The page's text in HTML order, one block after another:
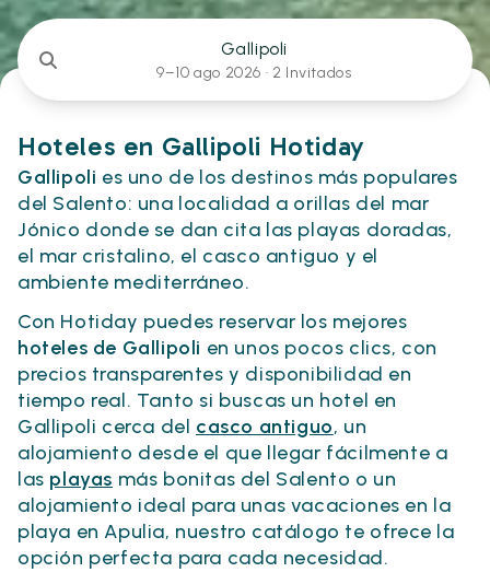
Gallipoli
9–10 ago 2026 · 2 Invitados
Hoteles en Gallipoli Hotiday
Gallipoli es uno de los destinos más populares
del Salento: una localidad a orillas del mar
Jónico donde se dan cita las playas doradas,
el mar cristalino, el casco antiguo y el
ambiente mediterráneo.
Con Hotiday puedes reservar los mejores
hoteles de Gallipoli en unos pocos clics, con
precios transparentes y disponibilidad en
tiempo real. Tanto si buscas un hotel en
Gallipoli cerca del casco antiguo, un
alojamiento desde el que llegar fácilmente a
las playas más bonitas del Salento o un
alojamiento ideal para unas vacaciones en la
playa en Apulia, nuestro catálogo te ofrece la
opción perfecta para cada necesidad.